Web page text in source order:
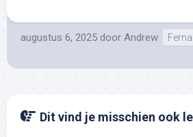
augustus 6, 2025 door Andrew
Dit vind je misschien ook